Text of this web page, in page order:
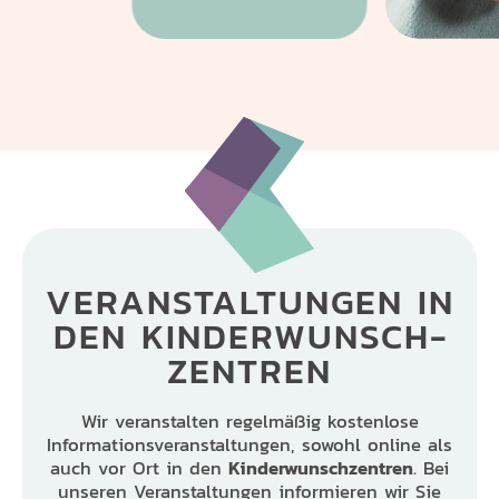
VERANSTALTUNGEN IN
DEN KINDERWUNSCH­
ZENTREN
Wir veranstalten regelmäßig kostenlose
Informationsveranstaltungen, sowohl online als
auch vor Ort in den Kinderwunschzentren. Bei
unseren Veranstaltungen informieren wir Sie